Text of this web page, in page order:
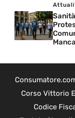
Corso Vittorio
Codice